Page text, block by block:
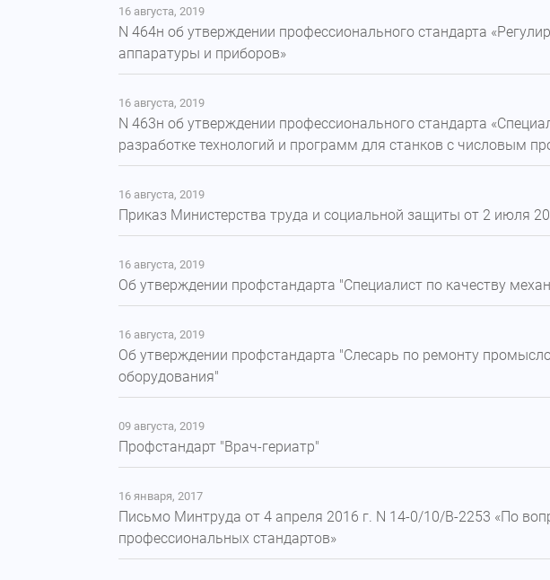
16 августа, 2019
N 464н об утверждении профессионального стандарта
аппаратуры и приборов»
16 августа, 2019
N 463н об утверждении профессионального стандарта
разработке технологий и программ для станков с числовым
16 августа, 2019
Приказ Министерства труда и социальной защиты от 2 июля
16 августа, 2019
Об утверждении профстандарта "Специалист по качеству
16 августа, 2019
Об утверждении профстандарта "Слесарь по ремонту
оборудования"
09 августа, 2019
Профстандарт "Врач-гериатр"
16 января, 2017
Письмо Минтруда от 4 апреля 2016 г. N 14-0/10/В-2253 «По
профессиональных стандартов»